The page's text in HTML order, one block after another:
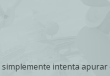
intenta